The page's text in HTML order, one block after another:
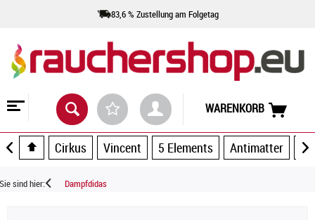
83,6 % Zustellung am Folgetag
WARENKORB
Cirkus Vincent 5 Elements Antimatter
Sie sind hier: Dampfdidas